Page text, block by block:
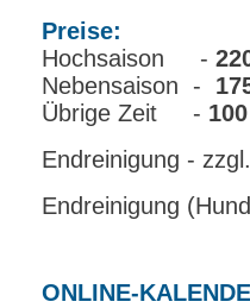
Preise:
Hochsaison -
Nebensaison -
Übrige Zeit - 100
Endreinigung - zzgl.
Endreinigung
ONLINE-